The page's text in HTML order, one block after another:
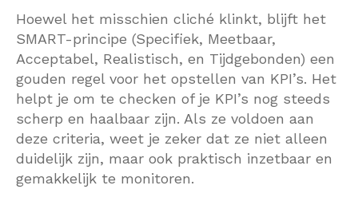
Hoewel het misschien cliché klinkt, blijft het
SMART-principe (Specifiek, Meetbaar,
Acceptabel, Realistisch, en Tijdgebonden) een
gouden regel voor het opstellen van KPI’s. Het
helpt je om te checken of je KPI’s nog steeds
scherp en haalbaar zijn. Als ze voldoen aan
deze criteria, weet je zeker dat ze niet alleen
duidelijk zijn, maar ook praktisch inzetbaar en
gemakkelijk te monitoren.